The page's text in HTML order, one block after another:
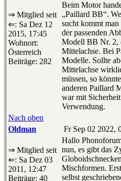
⇒ Mitglied seit
⇐: Sa Dez 12
2015, 17:45
Wohnort:
Österreich
Beiträge: 282
Beim Motor
„Paillard BB“.
sucht kommt
der passenden
Modell BB Nr. 2,
Mittelachse. Bei
Modelle. Sollte
Mittelachse
müssen, so
anderen Paillard
war mit
Verwendung.
Nach oben
Oldman
Fr Sep 02 2022,
⇒ Mitglied seit
⇐: Sa Dez 03
2011, 12:47
Beiträge: 40
Hallo
nun, es gibt das
Mischformen.
selbst